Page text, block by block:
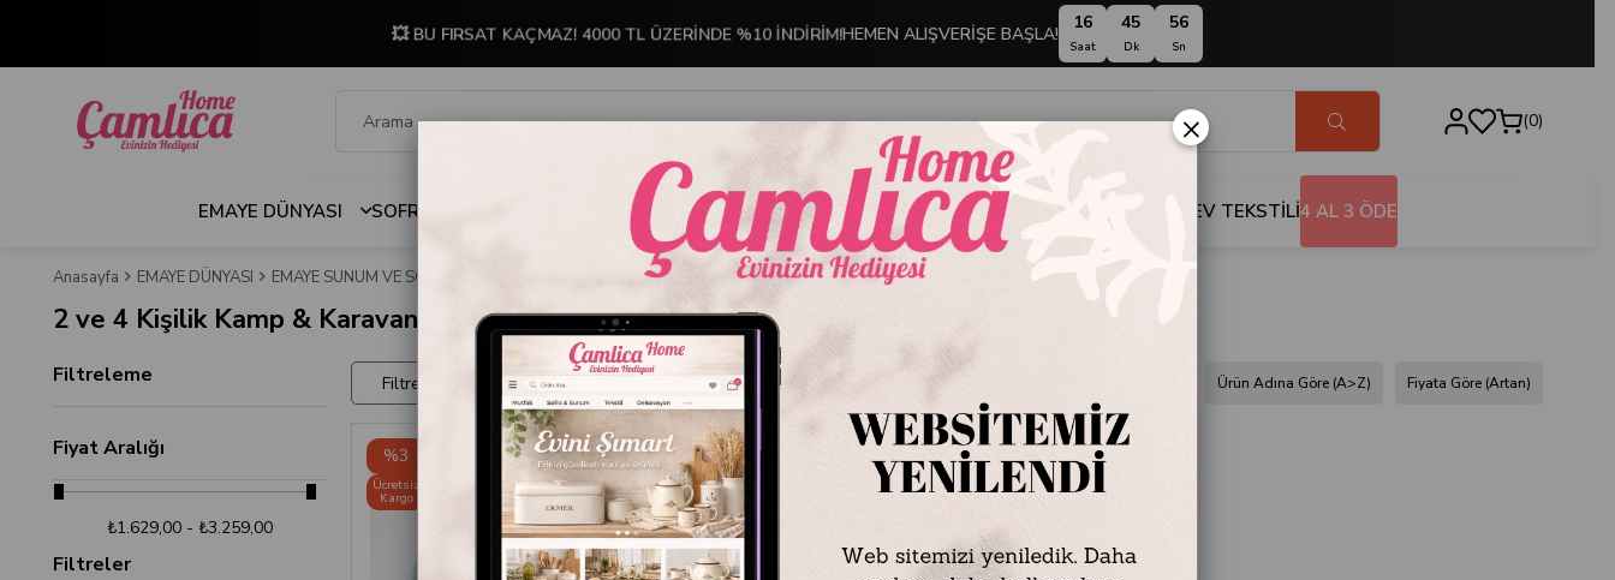
💥 BU FIRSAT KAÇMAZ! 4000 TL ÜZERİNDE %10 İNDİRİM!HEMEN ALIŞVERİŞE BAŞLA! 16
Saat
45
Dk
55
Sn
0
EMAYE DÜNYASI SOFRA & MUTFAK İNDİRİMLİ ÜRÜNLER DEKORASYON TABLO KOLEKSİYONU EV TEKSTİLİ4 AL 3 ÖDE
Anasayfa EMAYE DÜNYASI EMAYE SUNUM VE SOFRA KOLEKSİYONLARI 2 ve 4 Kişilik Kamp & Karavan Servis Setleri
2 ve 4 Kişilik Kamp & Karavan Servis Setleri
Filtreleme
Fiyat Aralığı
₺1.629,00 - ₺3.259,00
Filtreler
Fiyata Göre (Artan)
Ürün Adına Göre (A>Z)
Filtreler
%3
Ücretsiz
Kargo
%3
×